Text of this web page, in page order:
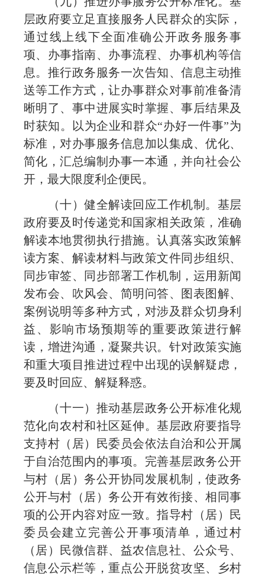
层政府要立足直接服务人民群众的实际，
通过线上线下全面准确公开政务服务事
项、办事指南、办事流程、办事机构等信
息。推行政务服务一次告知、信息主动推
送等工作方式，让办事群众对事前准备清
晰明了、事中进展实时掌握、事后结果及
时获知。以为企业和群众“办好一件事”为
标准，对办事服务信息加以集成、优化、
简化，汇总编制办事一本通，并向社会公
开，最大限度利企便民。
（十）健全解读回应工作机制。基层
政府要及时传递党和国家相关政策，准确
解读本地贯彻执行措施。认真落实政策解
读方案、解读材料与政策文件同步组织、
同步审签、同步部署工作机制，运用新闻
发布会、吹风会、简明问答、图表图解、
案例说明等多种方式，对涉及群众切身利
益、影响市场预期等的重要政策进行解
读，增进沟通，凝聚共识。针对政策实施
和重大项目推进过程中出现的误解疑虑，
要及时回应、解疑释惑。
（十一）推动基层政务公开标准化规
范化向农村和社区延伸。基层政府要指导
支持村（居）民委员会依法自治和公开属
于自治范围内的事项。完善基层政务公开
与村（居）务公开协同发展机制，使政务
公开与村（居）务公开有效衔接、相同事
项的公开内容对应一致。指导村（居）民
委员会建立完善公开事项清单，通过村
（居）民微信群、益农信息社、公众号、
信息公示栏等，重点公开脱贫攻坚、乡村